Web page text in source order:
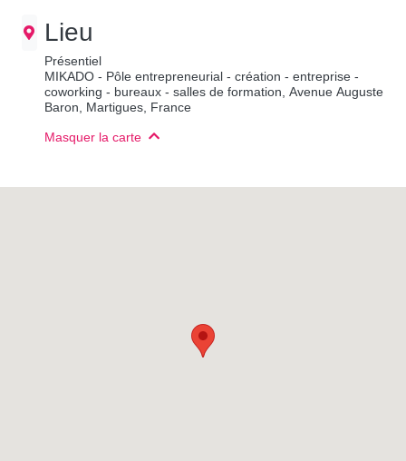
Lieu
Présentiel
MIKADO - Pôle entrepreneurial - création - entreprise -
coworking - bureaux - salles de formation, Avenue Auguste
Baron, Martigues, France
Masquer la carte